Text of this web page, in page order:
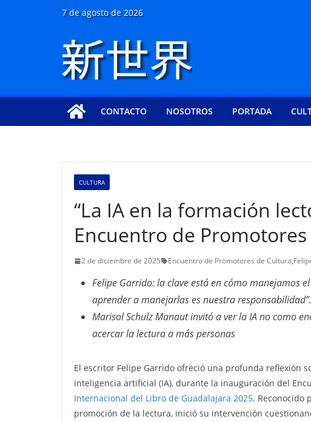
7 de agosto de 2026
CONTACTO NOSOTROS PORTADA
CULTURA
“La IA en la formación
Encuentro de
2 de diciembre de 2025 Encuentro de Promotores de Cultura,
Felipe Garrido: la clave está en cómo manejamos
aprender a manejarlas es nuestra responsabilidad”.
Marisol Schulz Manaut invitó a ver la IA no como
acercar la lectura a más personas
El escritor Felipe Garrido ofreció una profunda reflexión
inteligencia artificial (IA), durante la inauguración del
Internacional del Libro de Guadalajara 2025. Reconocido
promoción de la lectura, inició su intervención